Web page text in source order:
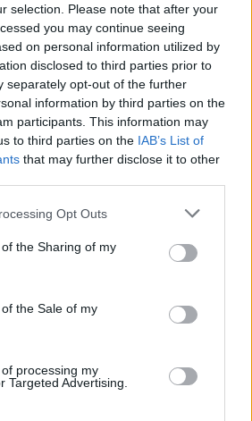
selection. Please note that after your
you may continue seeing
on personal information utilized by
disclosed to third parties prior to
separately opt-out of the further
information by third parties on the
participants. This information may
to third parties on the IAB’s List of
that may further disclose it to other
app uses one or more Google
or usage behaviour. You may click to
to Google and its third-party tags to
specified purposes in below Google
Opt Outs
the Sharing of my
the Sale of my
processing my
Targeted Advertising.
που έχει δηλώσει ο
myAADE.
οι ιδιοκτήτες
οφείλουν να:
των επαγγελματικών τους
διαπιστώσουν παραλείψεις.
έχουν δηλώσει
σωστά τον
ώστε να λάβουν εγκαίρως